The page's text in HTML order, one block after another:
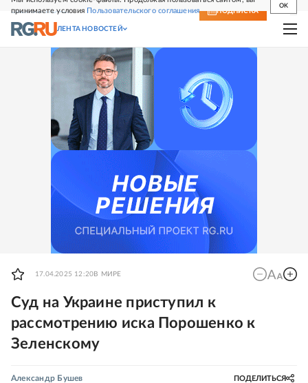
принимаете условия Пользовательского соглашения
OK
СВЕЖИЙ НОМЕР ПОДПИСКА
ЛЕНТА НОВОСТЕЙ
17.04.2025 12:20 В МИРЕ
Суд на Украине приступил к
рассмотрению иска Порошенко к
Зеленскому
Александр Бушев ПОДЕЛИТЬСЯ